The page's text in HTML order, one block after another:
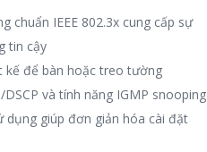
chuẩn IEEE 802.3x cung cấp sự
tin cậy
kế để bàn hoặc treo tường
và tính năng IGMP snooping
dụng giúp đơn giản hóa cài đặt